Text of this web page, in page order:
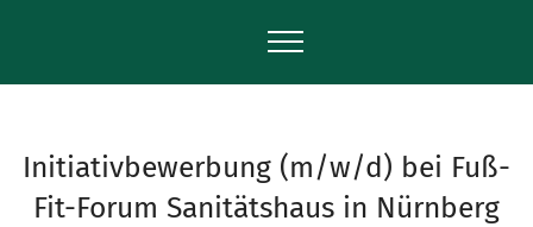
Initiativbewerbung (m/w/d) bei Fuß-
Fit-Forum Sanitätshaus in Nürnberg